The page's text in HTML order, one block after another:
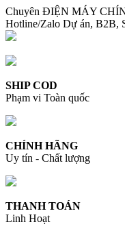
Chuyên ĐIỆN MÁY
Hotline/Zalo Dự án, B2B,
SHIP COD
Phạm vi Toàn quốc
CHÍNH HÃNG
Uy tín - Chất lượng
THANH TOÁN
Linh Hoạt